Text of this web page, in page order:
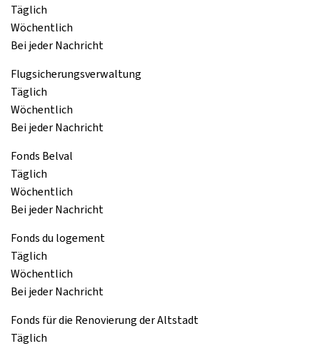
Täglich
Wöchentlich
Bei jeder Nachricht
Flugsicherungsverwaltung
Täglich
Wöchentlich
Bei jeder Nachricht
Fonds Belval
Täglich
Wöchentlich
Bei jeder Nachricht
Fonds du logement
Täglich
Wöchentlich
Bei jeder Nachricht
Fonds für die Renovierung der Altstadt
Täglich